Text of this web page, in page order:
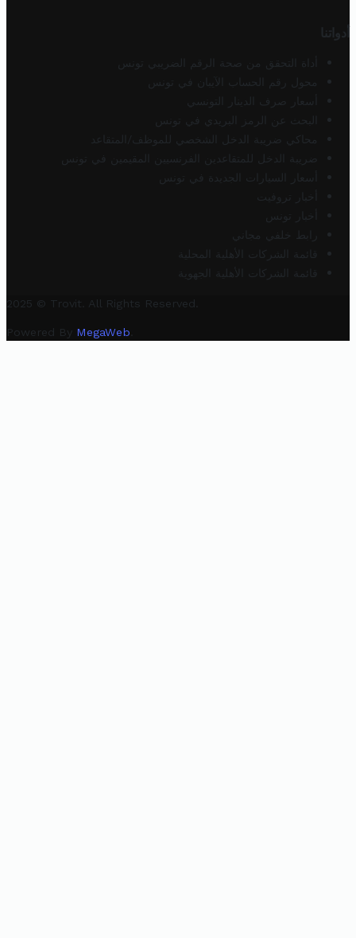
أدواتنا
أداة التحقق من صحة الرقم الضريبي تونس
محول رقم الحساب الآيبان في تونس
أسعار صرف الدينار التونسي
البحث عن الرمز البريدي في تونس
محاكي ضريبة الدخل الشخصي للموظف/المتقاعد
ضريبة الدخل للمتقاعدين الفرنسيين المقيمين في تونس
أسعار السيارات الجديدة في تونس
أخبار تروفيت
أخبار تونس
رابط خلفي مجاني
قائمة الشركات الأهلية المحلية
قائمة الشركات الأهلية الجهوية
2025 © Trovit. All Rights Reserved.
Powered By MegaWeb